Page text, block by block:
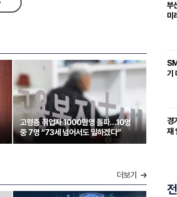
고령층 취업자 1000만명 돌파…10명
중 7명 “73세 넘어서도 일하겠다”
더보기
부
미
기
경
재